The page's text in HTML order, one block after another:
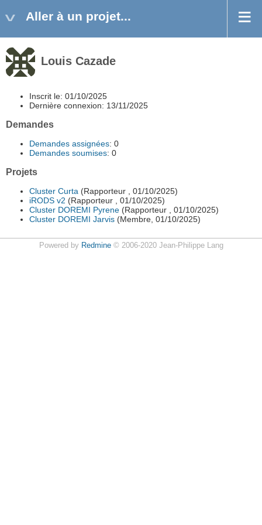
Aller à un projet...
Louis Cazade
Inscrit le: 01/10/2025
Dernière connexion: 13/11/2025
Demandes
Demandes assignées: 0
Demandes soumises: 0
Projets
Cluster Curta (Rapporteur , 01/10/2025)
iRODS v2 (Rapporteur , 01/10/2025)
Cluster DOREMI Pyrene (Rapporteur , 01/10/2025)
Cluster DOREMI Jarvis (Membre, 01/10/2025)
Powered by Redmine© 2006-2020 Jean-Philippe Lang